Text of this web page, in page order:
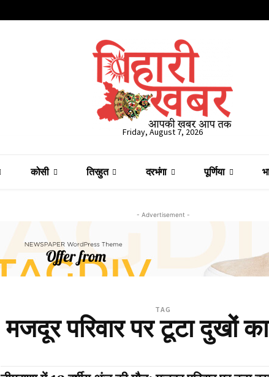
Friday, August 7, 2026
कोसी तिरहुत दरभंगा पूर्णिया
- Advertisement -
TAG
मजदूर परिवार पर टूटा दुखों